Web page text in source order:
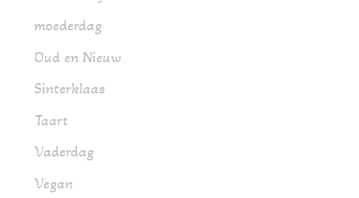
moederdag
Oud en Nieuw
Sinterklaas
Taart
Vaderdag
Vegan